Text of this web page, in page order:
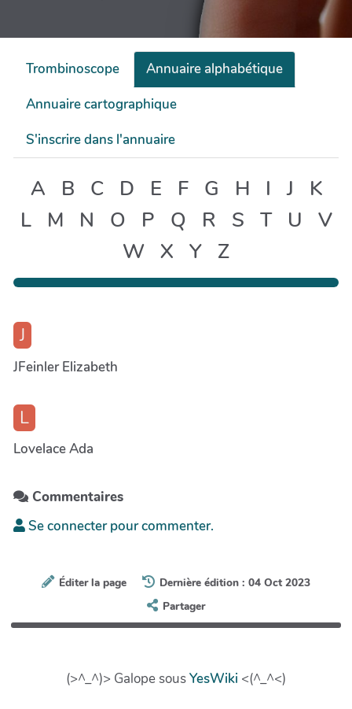
Trombinoscope
Annuaire alphabétique
Annuaire cartographique
S'inscrire dans l'annuaire
A B C D E F G H I J
K
L
M N O P Q R S T U
V
W X Y Z
J
JFeinler Elizabeth
L
Lovelace Ada
Commentaires
Se connecter pour commenter.
Éditer la page
Dernière édition : 04 Oct 2023
Partager
(>^_^)> Galope sousYesWiki <(^_^<)